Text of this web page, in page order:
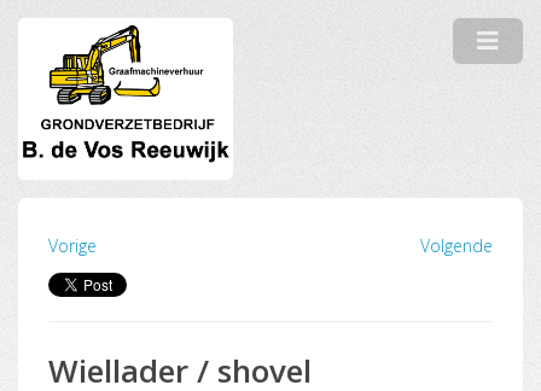
Vorige Volgende
Wiellader / shovel